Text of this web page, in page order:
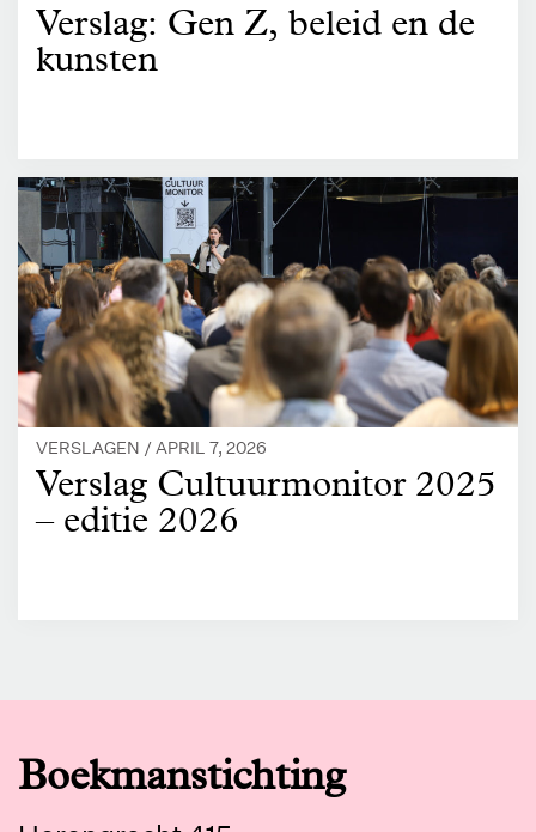
Verslag: Gen Z, beleid en de
kunsten
VERSLAGEN /APRIL 7, 2026
Verslag Cultuurmonitor 2025
– editie 2026
Boekmanstichting